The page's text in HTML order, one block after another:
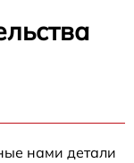
нами детали